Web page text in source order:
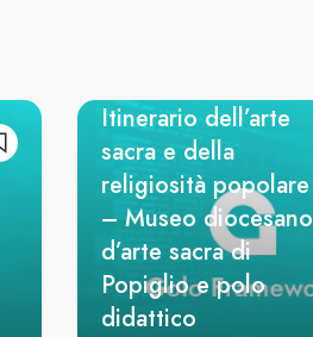
Itinerario dell’arte
sacra e della
religiosità popolare
– Museo diocesano
d’arte sacra di
Popiglio e polo
didattico